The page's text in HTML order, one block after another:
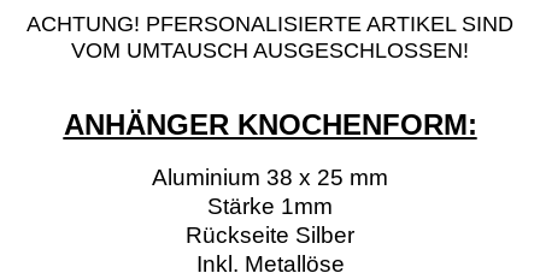
ACHTUNG! PFERSONALISIERTE ARTIKEL SIND
VOM UMTAUSCH AUSGESCHLOSSEN!
ANHÄNGER KNOCHENFORM:
Aluminium 38 x 25 mm
Stärke 1mm
Rückseite Silber
Inkl. Metallöse